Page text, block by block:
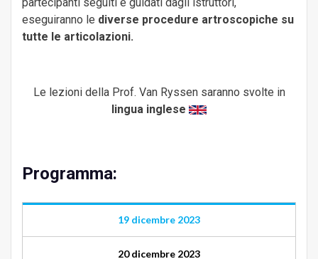
eseguiranno le diverse procedure artroscopiche su
tutte le articolazioni.
Le lezioni della Prof. Van Ryssen saranno svolte in
lingua inglese
Programma:
19 dicembre 2023
20 dicembre 2023